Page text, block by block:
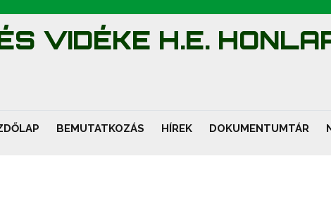
VIDÉKE H.E.
BEMUTATKOZÁS HÍREK DOKUMENTUMTÁR